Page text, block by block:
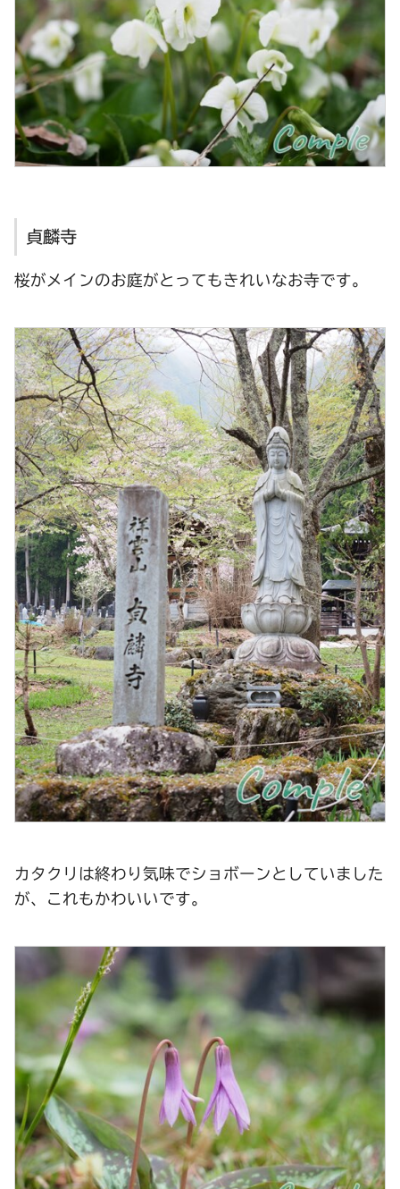
貞麟寺
桜がメインのお庭がとってもきれいなお寺です。
カタクリは終わり気味でショボーンとしていました
が、これもかわいいです。